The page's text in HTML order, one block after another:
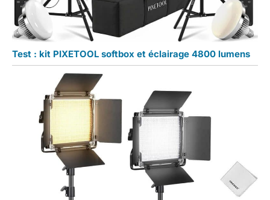
Test : kit PIXETOOL softbox et éclairage 4800 lumens